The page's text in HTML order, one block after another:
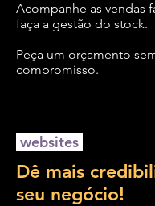
Acompanhe as vendas
faça a gestão do stock.
Peça um orçamento
compromisso.
websites
Dê mais
seu negócio!